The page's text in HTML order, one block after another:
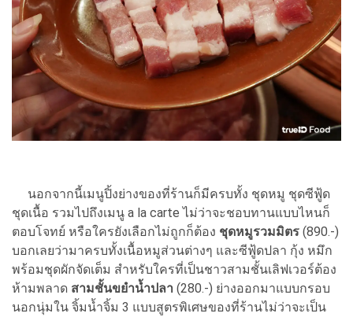
นอกจากนี้เมนูปิ้งย่างของที่ร้านก็มีครบทั้ง ชุดหมู ชุดซีฟู้ด
ชุดเนื้อ รวมไปถึงเมนู a la carte ไม่ว่าจะชอบทานแบบไหนก็
ตอบโจทย์ หรือใครยังเลือกไม่ถูกก็ต้อง ชุดหมูรวมมิตร (890.-)
บอกเลยว่ามาครบทั้งเนื้อหมูส่วนต่างๆ และซีฟู้ดปลา กุ้ง หมึก
พร้อมชุดผักจัดเต็ม สำหรับใครที่เป็นชาวสามชั้นเลิฟเวอร์ต้อง
ห้ามพลาด สามชั้นขยำน้ำปลา (280.-) ย่างออกมาแบบกรอบ
นอกนุ่มใน จิ้มน้ำจิ้ม 3 แบบสูตรพิเศษของที่ร้านไม่ว่าจะเป็น